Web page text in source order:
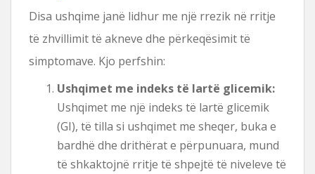
Disa ushqime janë lidhur me një rrezik në rritje
të zhvillimit të akneve dhe përkeqësimit të
simptomave. Kjo perfshin:
Ushqimet me indeks të lartë glicemik:
Ushqimet me një indeks të lartë glicemik
(GI), të tilla si ushqimet me sheqer, buka e
bardhë dhe drithërat e përpunuara, mund
të shkaktojnë rritje të shpejtë të niveleve të